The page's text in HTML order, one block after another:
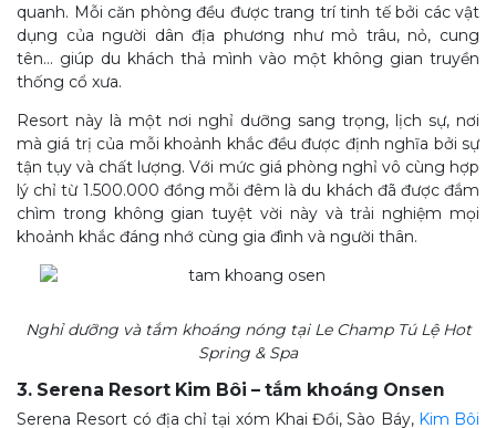
quanh. Mỗi căn phòng đều được trang trí tinh tế bởi các vật
dụng của người dân địa phương như mỏ trâu, nỏ, cung
tên… giúp du khách thả mình vào một không gian truyền
thống cổ xưa.
Resort này là một nơi nghỉ dưỡng sang trọng, lịch sự, nơi
mà giá trị của mỗi khoảnh khắc đều được định nghĩa bởi sự
tận tụy và chất lượng. Với mức giá phòng nghỉ vô cùng hợp
lý chỉ từ 1.500.000 đồng mỗi đêm là du khách đã được đắm
chìm trong không gian tuyệt vời này và trải nghiệm mọi
khoảnh khắc đáng nhớ cùng gia đình và người thân.
Nghỉ dưỡng và tắm khoáng nóng tại Le Champ Tú Lệ Hot
Spring & Spa
3. Serena Resort Kim Bôi – tắm khoáng Onsen
Serena Resort có địa chỉ tại xóm Khai Đồi, Sào Báy, Kim Bôi